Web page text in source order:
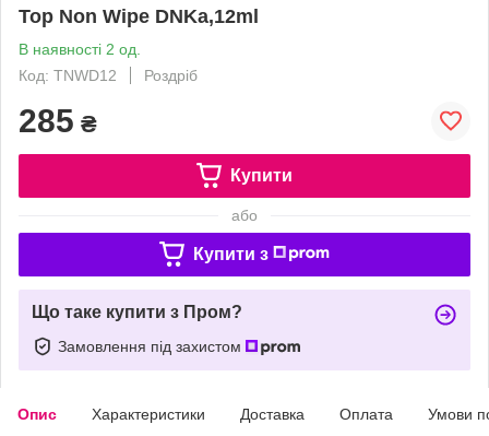
Top Non Wipe DNKa,12ml
В наявності 2 од.
Код: TNWD12
Роздріб
285 ₴
Купити
або
Купити з
Що таке купити з Пром?
Замовлення під захистом
Опис Характеристики Доставка Оплата Умови